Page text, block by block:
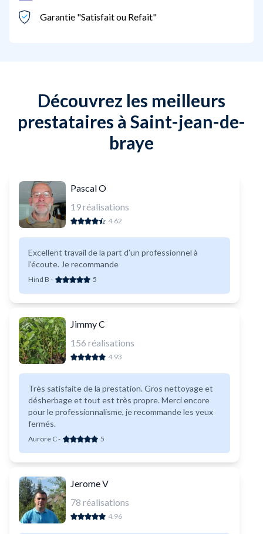
Garantie "Satisfait ou Refait"
Découvrez les meilleurs
prestataires à Saint-jean-de-
braye
Pascal O
19réalisations
4.62
Excellent travail de la part d’un professionnel à
l’écoute. Je recommande
Hind B - 5
Jimmy C
156 réalisations
4.93
Très satisfaite de la prestation. Gros nettoyage et
désherbage et tout est très propre. Merci encore
pour le professionnalisme, je recommande les yeux
fermés.
Aurore C- 5
Jerome V
78 réalisations
4.96